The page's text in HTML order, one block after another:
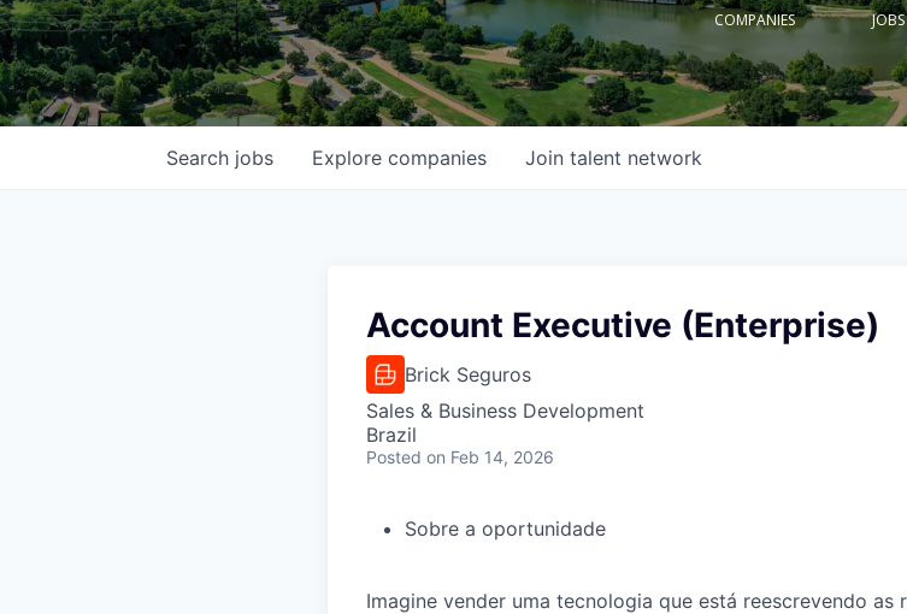
COMPANIES JOBS
Search jobs Explore companies Join talent network
Account Executive (Enterprise)
Brick Seguros
Sales & Business Development
Brazil
Posted on Feb 14, 2026
Sobre a oportunidade
Imagine vender uma tecnologia que está reescrevendo as